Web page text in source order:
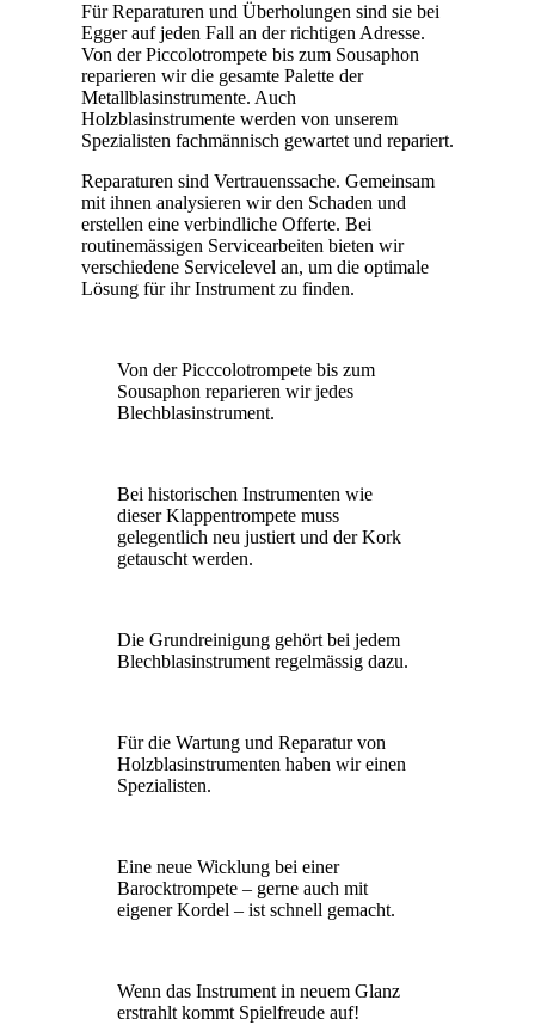
Für Reparaturen und Überholungen sind sie bei
Egger auf jeden Fall an der richtigen Adresse.
Von der Piccolotrompete bis zum Sousaphon
reparieren wir die gesamte Palette der
Metallblasinstrumente. Auch
Holzblasinstrumente werden von unserem
Spezialisten fachmännisch gewartet und repariert.
Reparaturen sind Vertrauenssache. Gemeinsam
mit ihnen analysieren wir den Schaden und
erstellen eine verbindliche Offerte. Bei
routinemässigen Servicearbeiten bieten wir
verschiedene Servicelevel an, um die optimale
Lösung für ihr Instrument zu finden.
Von der Picccolotrompete bis zum
Sousaphon reparieren wir jedes
Blechblasinstrument.
Bei historischen Instrumenten wie
dieser Klappentrompete muss
gelegentlich neu justiert und der Kork
getauscht werden.
Die Grundreinigung gehört bei jedem
Blechblasinstrument regelmässig dazu.
Für die Wartung und Reparatur von
Holzblasinstrumenten haben wir einen
Spezialisten.
Eine neue Wicklung bei einer
Barocktrompete – gerne auch mit
eigener Kordel – ist schnell gemacht.
Wenn das Instrument in neuem Glanz
erstrahlt kommt Spielfreude auf!